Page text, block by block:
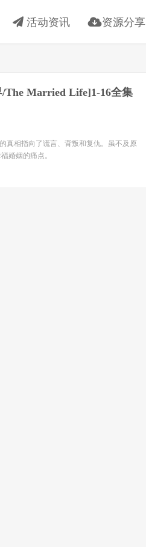
活动资讯 资源分享
The Married Life]1-16全集
真相指向了谎言、背叛和复仇。虽不及原
婚姻的痛点。